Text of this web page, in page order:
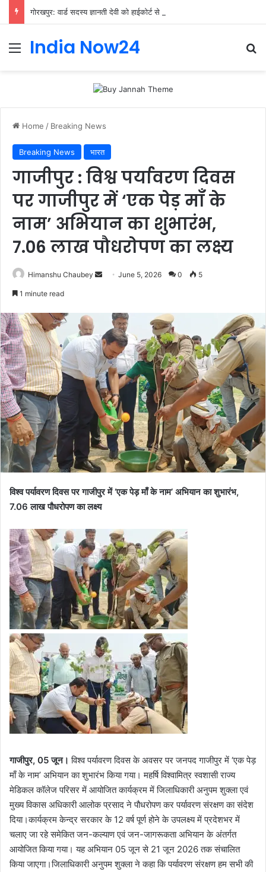
India Now24
Home / Breaking News
Breaking News भारत
गाजीपुर : विश्व पर्यावरण दिवस
पर गाजीपुर में ‘एक पेड़ माँ के
नाम’ अभियान का शुभारंभ,
7.06 लाख पौधरोपण का लक्ष्य
Himanshu Chaubey June 5, 2026 0 5
1 minute read
विश्व पर्यावरण दिवस पर गाजीपुर में ‘एक पेड़ माँ के नाम’ अभियान का शुभारंभ,
7.06 लाख पौधरोपण का लक्ष्य
गाजीपुर, 05 जून। विश्व पर्यावरण दिवस के अवसर पर जनपद गाजीपुर में ‘एक पेड़
माँ के नाम’ अभियान का शुभारंभ किया गया। महर्षि विश्वामित्र स्वशासी राज्य
मेडिकल कॉलेज परिसर में आयोजित कार्यक्रम में जिलाधिकारी अनुपम शुक्ला एवं
मुख्य विकास अधिकारी आलोक प्रसाद ने पौधरोपण कर पर्यावरण संरक्षण का संदेश
दिया।कार्यक्रम केन्द्र सरकार के 12 वर्ष पूर्ण होने के उपलक्ष्य में प्रदेशभर में
चलाए जा रहे समेकित जन-कल्याण एवं जन-जागरूकता अभियान के अंतर्गत
आयोजित किया गया। यह अभियान 05 जून से 21 जून 2026 तक संचालित
किया जाएगा।जिलाधिकारी अनुपम शुक्ला ने कहा कि पर्यावरण संरक्षण हम सभी की